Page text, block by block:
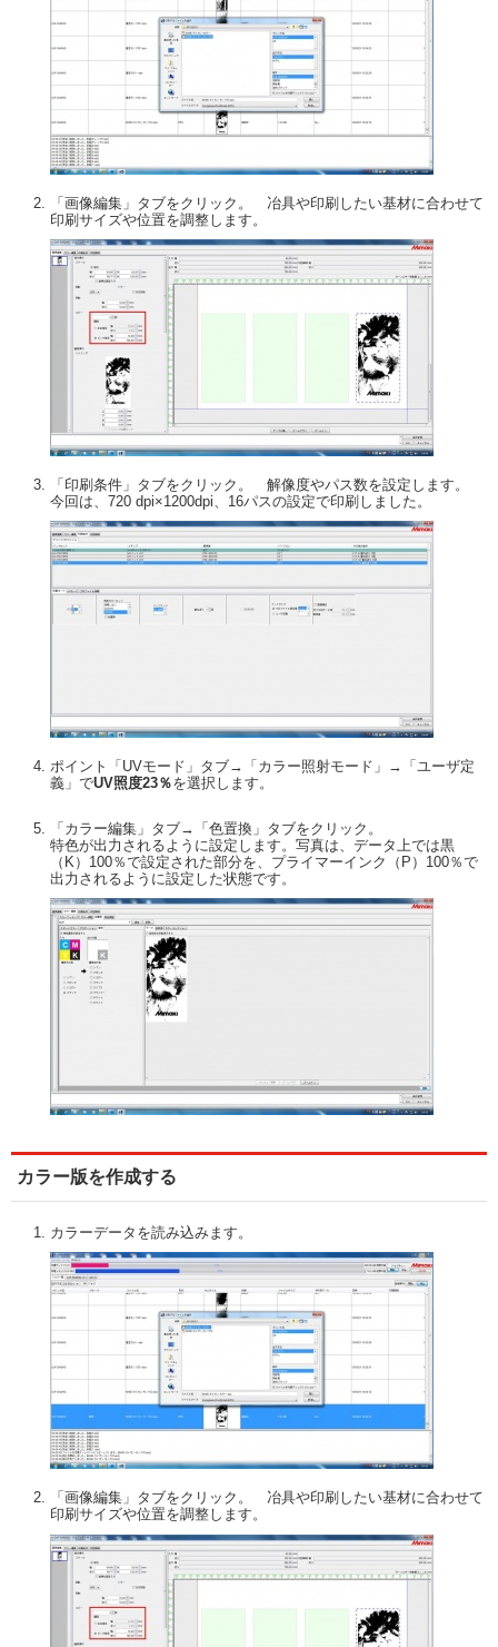
「画像編集」タブをクリック。 冶具や印刷したい基材に合わせて
印刷サイズや位置を調整します。
「印刷条件」タブをクリック。 解像度やパス数を設定します。
今回は、720 dpi×1200dpi、16パスの設定で印刷しました。
ポイント「UVモード」タブ→「カラー照射モード」→「ユーザ定
義」でUV照度23％を選択します。
「カラー編集」タブ→「色置換」タブをクリック。
特色が出力されるように設定します。写真は、データ上では黒
（K）100％で設定された部分を、プライマーインク（P）100％で
出力されるように設定した状態です。
カラー版を作成する
カラーデータを読み込みます。
「画像編集」タブをクリック。 冶具や印刷したい基材に合わせて
印刷サイズや位置を調整します。